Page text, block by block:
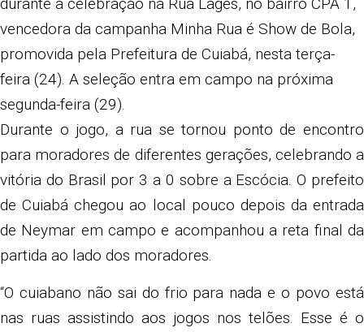
durante a celebração na Rua Lages, no bairro CPA 1,
vencedora da campanha Minha Rua é Show de Bola,
promovida pela Prefeitura de Cuiabá, nesta terça-
feira (24). A seleção entra em campo na próxima
segunda-feira (29).
Durante o jogo, a rua se tornou ponto de encontro
para moradores de diferentes gerações, celebrando a
vitória do Brasil por 3 a 0 sobre a Escócia. O prefeito
de Cuiabá chegou ao local pouco depois da entrada
de Neymar em campo e acompanhou a reta final da
partida ao lado dos moradores.
“O cuiabano não sai do frio para nada e o povo está
nas ruas assistindo aos jogos nos telões. Esse é o